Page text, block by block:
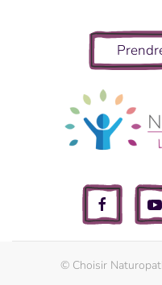
© Choisir